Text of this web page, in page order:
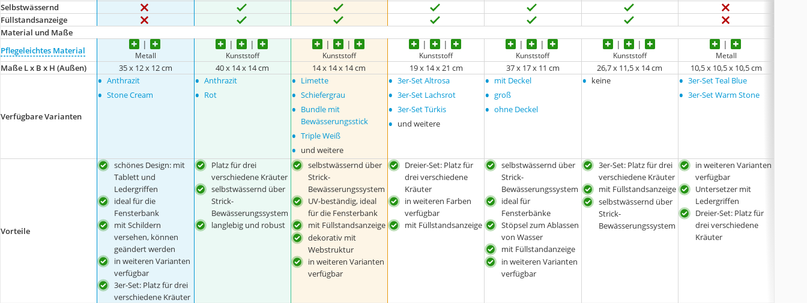
Selbstwässernd
Füllstandsanzeige
Material und Maße
Pflegeleichtes Material
Metall Kunststoff Kunststoff Kunststoff Kunststoff Kunststoff Metall
Maße L x B x H (Außen) 35 x 12 x 12 cm 40 x 14 x 14 cm 14 x 14 x 14 cm 19 x 14 x 21 cm 37 x 17 x 11 cm 26,7 x 11,5 x 14 cm 10,5 x 10,5 x 10,5 cm
Verfügbare Varianten
• Anthrazit
• Stone Cream
• Anthrazit
• Rot
• Limette
• Schiefergrau
• Bundle mit
Bewässerungsstick
• Triple Weiß
• und weitere
• 3er-Set Altrosa
• 3er-Set Lachsrot
• 3er-Set Türkis
• und weitere
• mit Deckel
• groß
• ohne Deckel
• keine • 3er-Set Teal Blue
• 3er-Set Warm Stone
Vorteile
schönes Design: mit
Tablett und
Ledergriffen
ideal für die
Fensterbank
mit Schildern
versehen, können
geändert werden
in weiteren Varianten
verfügbar
3er-Set: Platz für drei
verschiedene Kräuter
Platz für drei
verschiedene Kräuter
selbstwässernd über
Strick-
Bewässerungssystem
langlebig und robust
selbstwässernd über
Strick-
Bewässerungssystem
UV-beständig, ideal
für die Fensterbank
mit Füllstandsanzeige
dekorativ mit
Webstruktur
in weiteren Varianten
verfügbar
Dreier-Set: Platz für
drei verschiedene
Kräuter
in weiteren Farben
verfügbar
mit Füllstandsanzeige
selbstwässernd über
Strick-
Bewässerungssystem
ideal für
Fensterbänke
Stöpsel zum Ablassen
von Wasser
mit Füllstandanzeige
in weiteren Varianten
verfügbar
3er-Set: Platz für drei
verschiedene Kräuter
mit Füllstandsanzeige
selbstwässernd über
Strick-
Bewässerungssystem
in weiteren Varianten
verfügbar
Untersetzer mit
Ledergriffen
Dreier-Set: Platz für
drei verschiedene
Kräuter